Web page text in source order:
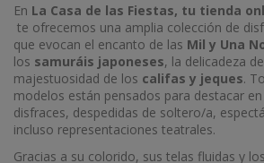
En La Casa de las Fiestas, tu tienda
te ofrecemos una amplia colección de
que evocan el encanto de las Mil y Una
los samuráis japoneses, la delicadeza
majestuosidad de los califas y jeques.
modelos están pensados para destacar
disfraces, despedidas de soltero/a,
incluso representaciones teatrales.
Gracias a su colorido, sus telas fluidas y